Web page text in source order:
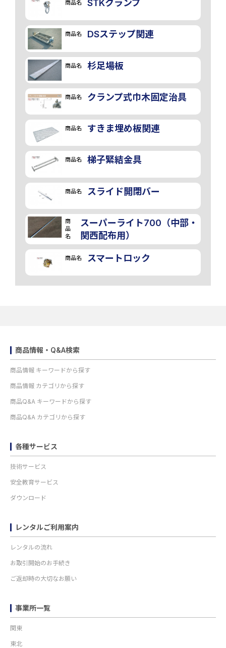
商品名 STKクランプ
商品名 DSステップ関連
商品名 杉足場板
商品名 クランプ式巾木固定治具
商品名 すきま埋め板関連
商品名 梯子緊結金具
商品名 スライド開閉バー
商
品
名
スーパーライト700（中部・
関西配布用）
商品名 スマートロック
画像
商品情報・Q&A検索
商品情報 キーワードから探す
商品情報 カテゴリから探す
商品Q&A キーワードから探す
商品Q&A カテゴリから探す
各種サービス
技術サービス
安全教育サービス
ダウンロード
レンタルご利用案内
レンタルの流れ
お取引開始のお手続き
ご返却時の大切なお願い
事業所一覧
関東
東北